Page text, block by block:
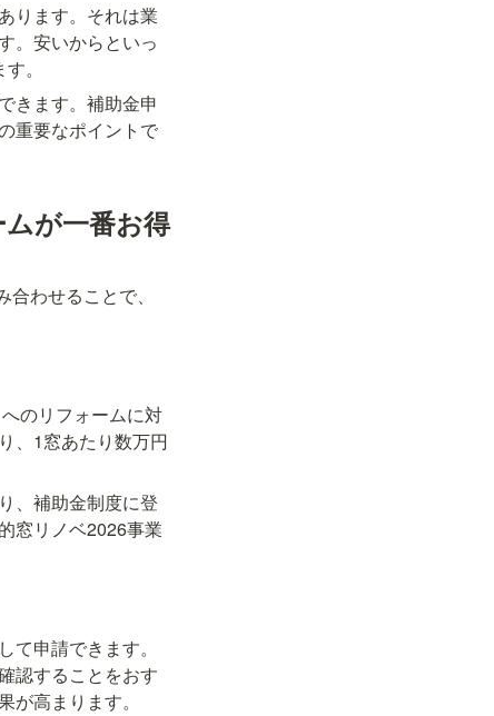
ります。それは業
。安いからといっ
。
きます。補助金申
重要なポイントで
が一番お得
わせることで、
のリフォームに対
、1窓あたり数万円
、補助金制度に登
窓リノベ2026事業
申請できます。
認することをおす
高まります。